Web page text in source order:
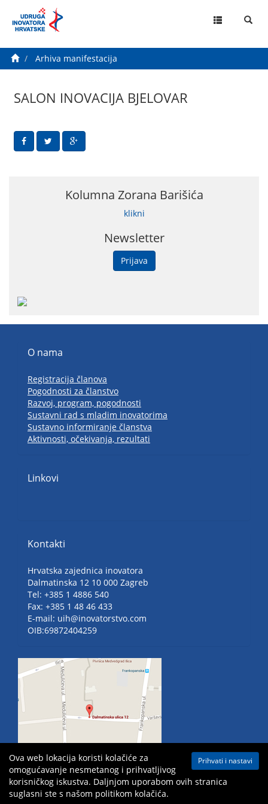
MENU
Arhiva manifestacija
SALON INOVACIJA BJELOVAR
Kolumna Zorana Barišića
klikni
Newsletter
Prijava
O nama
Registracija članova
Pogodnosti za članstvo
Razvoj, program, pogodnosti
Sustavni rad s mladim inovatorima
Sustavno informiranje članstva
Aktivnosti, očekivanja, rezultati
Linkovi
Kontakti
Hrvatska zajednica inovatora
Dalmatinska 12 10 000 Zagreb
Tel: +385 1 4886 540
Fax: +385 1 48 46 433
E-mail: uih@inovatorstvo.com
OIB:69872404259
Mapa weba | Sva prava pridržana ©2026 Hrvatska zajednica
Prihvati i nastavi
Ova web lokacija koristi kolačiće za
omogućavanje nesmetanog i prihvatljivog
korisničkog iskustva. Daljnjom uporabom ovih stranica
suglasni ste s našom politikom kolačića.